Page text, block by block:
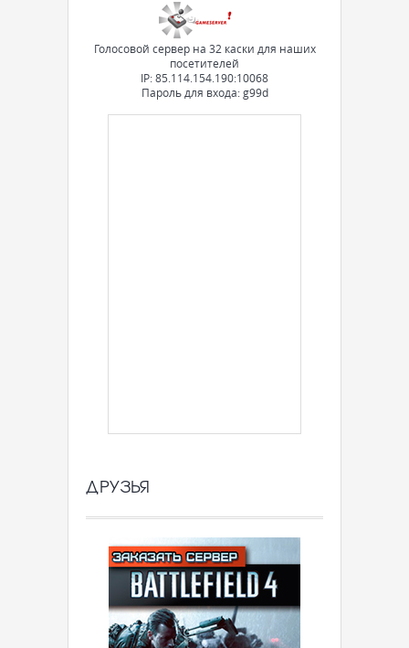
Голосовой сервер на 32 каски для наших
посетителей
IP: 85.114.154.190:10068
Пароль для входа: g99d
ДРУЗЬЯ